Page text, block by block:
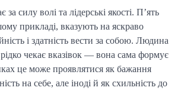
за силу волі та лідерські якості. П’ять
прикладі, вказують на яскраво
і здатність вести за собою. Людина
чекає вказівок — вона сама формує
це може проявлятися як бажання
на себе, але іноді й як схильність до